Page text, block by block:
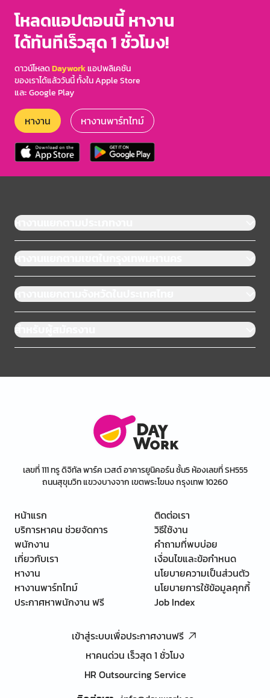
โหลดแอปตอนนี้ หางาน
ได้ทันทีเร็วสุด 1 ชั่วโมง!
ดาวน์โหลดDayworkแอปพลิเคชัน
ของเราได้แล้ววันนี้ ทั้งใน Apple Store
และ Google Play
หางาน หางานพาร์ทไทม์
หางานแยกตามประเภทงาน
หางานแยกตามเขตในกรุงเทพมหานคร
หางานแยกตามจังหวัดในประเทศไทย
สำหรับผู้สมัครงาน
เลขที่ 111 ทรู ดิจิทัล พาร์ค เวสต์ อาคารยูนิคอร์น ชั้น5 ห้องเลขที่ SH555
ถนนสุขุมวิท แขวงบางจาก เขตพระโขนง กรุงเทพ 10260
หน้าแรก
บริการหาคน ช่วยจัดการ
พนักงาน
เกี่ยวกับเรา
หางาน
หางานพาร์ทไทม์
ประกาศหาพนักงาน ฟรี
ติดต่อเรา
วิธีใช้งาน
คำถามที่พบบ่อย
เงื่อนไขและข้อกำหนด
นโยบายความเป็นส่วนตัว
นโยบายการใช้ข้อมูลคุกกี้
Job Index
เข้าสู่ระบบเพื่อประกาศงานฟรี
หาคนด่วน เร็วสุด 1 ชั่วโมง
HR Outsourcing Service